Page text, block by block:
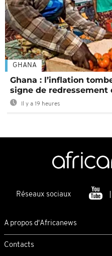
GHANA
Ghana : l’inflation
signe de redressement
Il y a 19 heures
Réseaux sociaux
A propos d'Africanews
Contacts